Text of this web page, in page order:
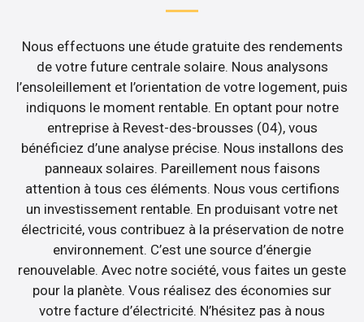
Nous effectuons une étude gratuite des rendements
de votre future centrale solaire. Nous analysons
l’ensoleillement et l’orientation de votre logement, puis
indiquons le moment rentable. En optant pour notre
entreprise à Revest-des-brousses (04), vous
bénéficiez d’une analyse précise. Nous installons des
panneaux solaires. Pareillement nous faisons
attention à tous ces éléments. Nous vous certifions
un investissement rentable. En produisant votre net
électricité, vous contribuez à la préservation de notre
environnement. C’est une source d’énergie
renouvelable. Avec notre société, vous faites un geste
pour la planète. Vous réalisez des économies sur
votre facture d’électricité. N’hésitez pas à nous